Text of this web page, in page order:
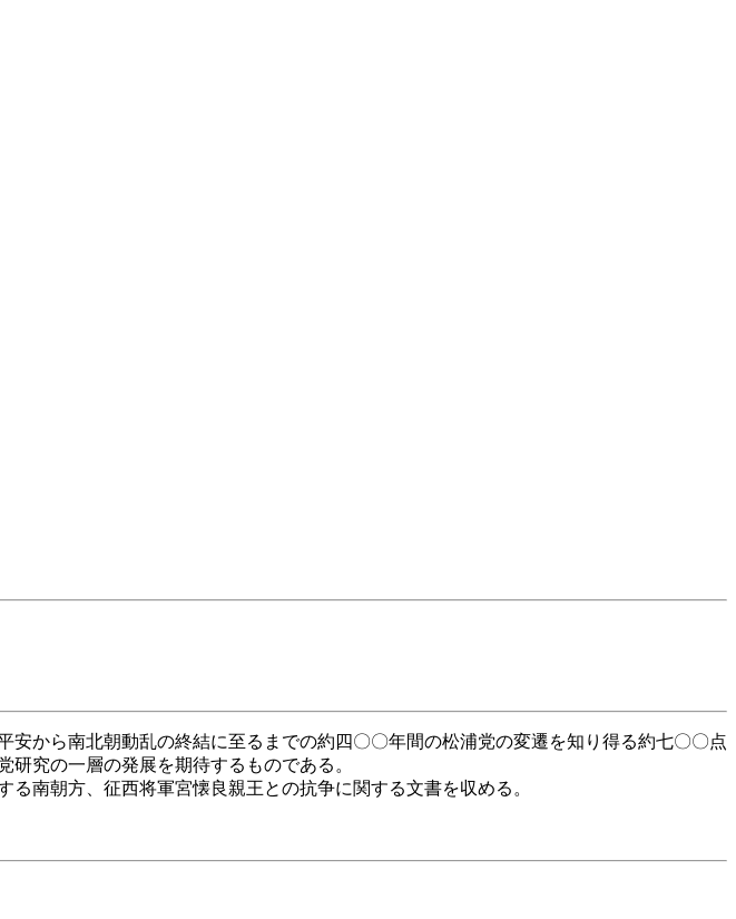
から南北朝動乱の終結に至るまでの約四〇〇年間の松浦党の変遷を知り得る約七〇〇点
究の一層の発展を期待するものである。
南朝方、征西将軍宮懐良親王との抗争に関する文書を収める。